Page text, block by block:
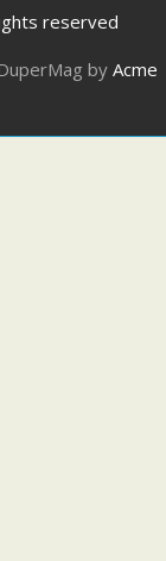
reserved
byAcme